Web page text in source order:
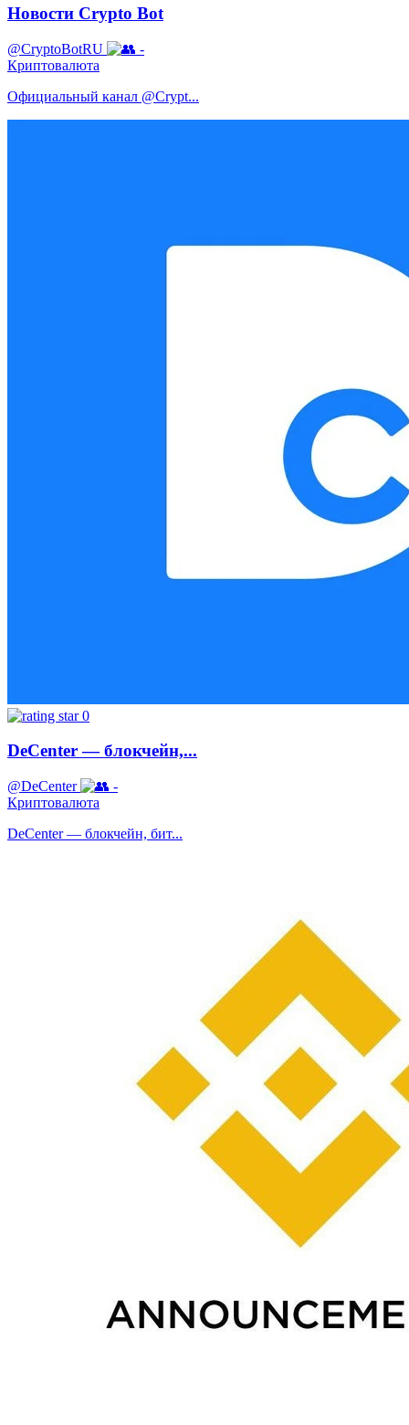
Новости Crypto Bot
@CryptoBotRU
-
Криптовалюта
Официальный канал @Crypt...
0
DeCenter — блокчейн,...
@DeCenter
-
Криптовалюта
DeCenter — блокчейн, бит...